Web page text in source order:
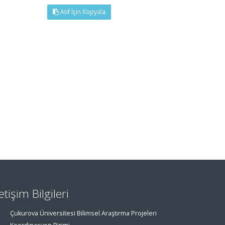
Atıf İçin Kopyala
Bilgileri
Çukurova Üniversitesi Bilimsel Araştırma Projeleri